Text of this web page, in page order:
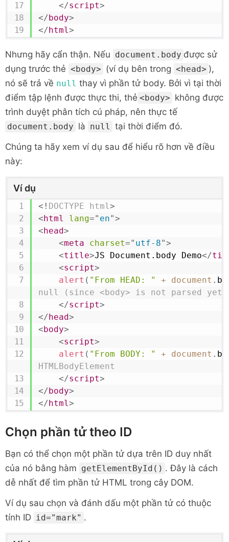
</script>
</body>
</html>
Nhưng hãy cẩn thận. Nếu document.body được sử
dụng trước thẻ <body> (ví dụ bên trong <head> ),
nó sẽ trả về null thay vì phần tử body. Bởi vì tại thời
điểm tập lệnh được thực thi, thẻ <body> không được
trình duyệt phân tích cú pháp, nên thực tế
document.body là null tại thời điểm đó.
Chúng ta hãy xem ví dụ sau để hiểu rõ hơn về điều
này:
Ví dụ
<! DOCTYPE html>
<html lang=" en">
<head>
<meta charset=" utf-8">
<title>JS Document.body Demo</
<script>
alert ( "From HEAD: " + document .
null (since <body> is not parsed yet)
</script>
</head>
<body>
<script>
alert ( "From BODY: " + document .
HTMLBodyElement
</script>
</body>
</html>
Chọn phần tử theo ID
Bạn có thể chọn một phần tử dựa trên ID duy nhất
của nó bằng hàm getElementById() . Đây là cách
dễ nhất để tìm phần tử HTML trong cây DOM.
Ví dụ sau chọn và đánh dấu một phần tử có thuộc
tính ID id="mark" .